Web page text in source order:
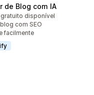
de Blog com IA
todo
disponível
com SEO
facilmente